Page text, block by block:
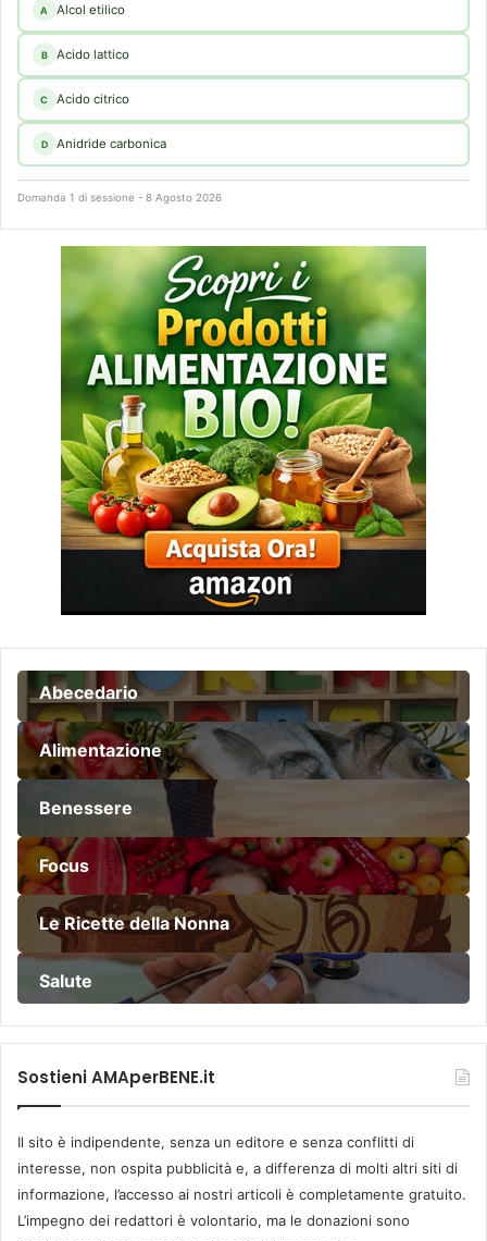
A Alcol etilico
B Acido lattico
C Acido citrico
D Anidride carbonica
Domanda 1 di sessione - 8 Agosto 2026
Abecedario
Alimentazione
Benessere
Focus
Le Ricette della Nonna
Salute
Sostieni AMAperBENE.it
Il sito è indipendente, senza un editore e senza conflitti di
interesse, non ospita pubblicità e, a differenza di molti altri siti di
informazione, l’accesso ai nostri articoli è completamente gratuito.
L’impegno dei redattori è volontario, ma le donazioni sono